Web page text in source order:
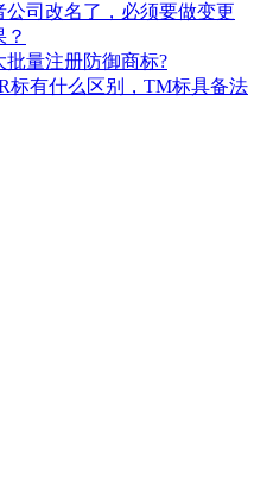
司改名了，必须要做变更
量注册防御商标?
标有什么区别，TM标具备法